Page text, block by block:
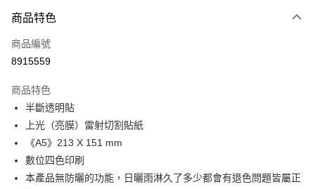
信用卡一次付款
超商取貨付款
Apple Pay
Google Pay
運送方式
商品特色
商品編號
8915559
商品特色
半斷透明貼
上光（亮膜）雷射切割貼紙
《A5》213 X 151 mm
數位四色印刷
本產品無防曬的功能，日曬雨淋久了多少都會有退色問題皆屬正